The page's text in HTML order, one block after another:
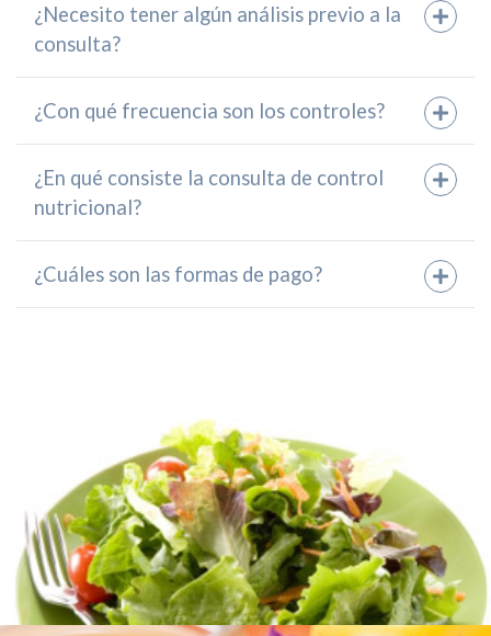
¿Necesito tener algún análisis previo a la
consulta?
¿Con qué frecuencia son los controles?
¿En qué consiste la consulta de control
nutricional?
¿Cuáles son las formas de pago?